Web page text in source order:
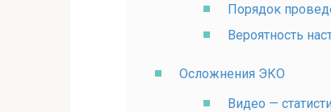
Порядок
Вероятность
Осложнения ЭКО
Видео —